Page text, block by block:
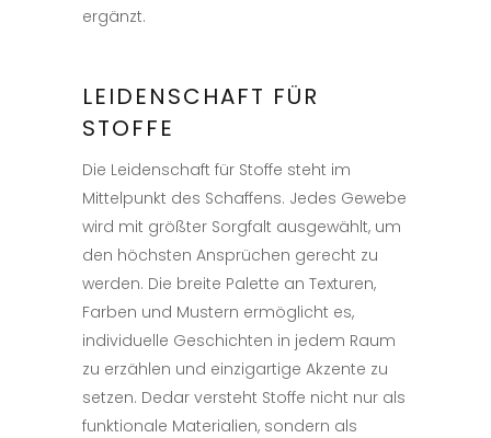
ergänzt.
LEIDENSCHAFT FÜR
STOFFE
Die Leidenschaft für Stoffe steht im
Mittelpunkt des Schaffens. Jedes Gewebe
wird mit größter Sorgfalt ausgewählt, um
den höchsten Ansprüchen gerecht zu
werden. Die breite Palette an Texturen,
Farben und Mustern ermöglicht es,
individuelle Geschichten in jedem Raum
zu erzählen und einzigartige Akzente zu
setzen. Dedar versteht Stoffe nicht nur als
funktionale Materialien, sondern als